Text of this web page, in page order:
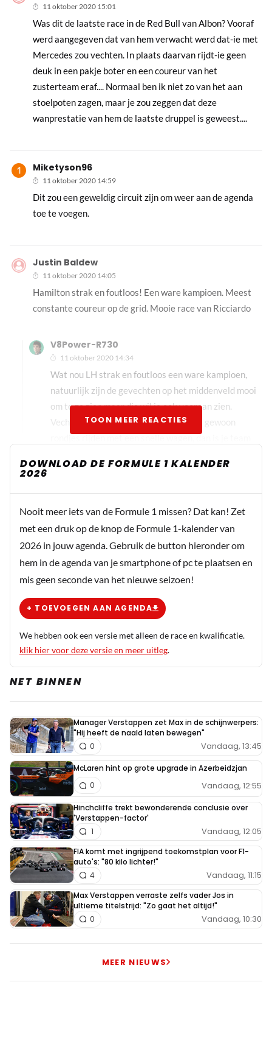
Justin Baldew
11 oktober 2020 14:05
Hamilton strak en foutloos! Een ware kampioen. Meest
constante coureur op de grid. Mooie race van Ricciardo
V8Power-R730
11 oktober 2020 14:34
Wat nou LH strak en foutloos een ware kampioen,
natuurlijk zijn de gevechten op het middenveld mooi
om te ze zien maar die wil je ook vooraan zien.
Vechten voor P1 P2 P3 en P4, nu is het gewoon
rondjes rijden met een snelle wagen, dan is je team
onbedreigd vooraan rijdt zonder druk. En gezien
Hamilton's kinderachtige geklaag en gedram is hij
zeker geen waardige kampioen.
Miketyson96
11 oktober 2020 14:59
Dit zou een geweldig circuit zijn om weer aan de agenda
toe te voegen.
11 oktober 2020 15:01
Was dit de laatste race in de Red Bull van Albon? Vooraf
werd aangegeven dat van hem verwacht werd dat-ie met
Mercedes zou vechten. In plaats daarvan rijdt-ie geen
deuk in een pakje boter en een coureur van het
zusterteam eraf.... Normaal ben ik niet zo van het aan
stoelpoten zagen, maar je zou zeggen dat deze
wanprestatie van hem de laatste druppel is geweest....
TOON MEER REACTIES
DOWNLOAD DE FORMULE 1 KALENDER
2026
Nooit meer iets van de Formule 1 missen? Dat kan! Zet
met een druk op de knop de Formule 1-kalender van
2026 in jouw agenda. Gebruik de button hieronder om
hem in de agenda van je smartphone of pc te plaatsen en
mis geen seconde van het nieuwe seizoen!
+ TOEVOEGEN AAN AGENDA
We hebben ook een versie met alleen de race en kwalificatie.
klik hier voor deze versie en meer uitleg.
NET BINNEN
Manager Verstappen zet Max in de schijnwerpers:
"Hij heeft de naald laten bewegen"
Vandaag, 13:45
0
McLaren hint op grote upgrade in Azerbeidzjan
Vandaag, 12:55
0
Hinchcliffe trekt bewonderende conclusie over
'Verstappen-factor'
Vandaag, 12:05
1
FIA komt met ingrijpend toekomstplan voor F1-
auto's: "80 kilo lichter!"
Vandaag, 11:15
4
Max Verstappen verraste zelfs vader Jos in
ultieme titelstrijd: "Zo gaat het altijd!"
Vandaag, 10:30
0
MEER NIEUWS